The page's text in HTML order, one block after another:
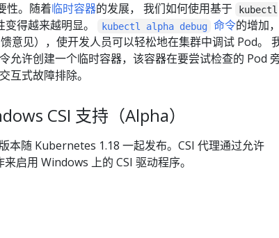
性。随着临时容器的发展， 我们如何使用基于
kubectl
得越来越明显。 kubectl alpha debug 命令的增加，
意见），使开发人员可以轻松地在集群中调试 Pod。
允许创建一个临时容器，该容器在要尝试检查的 Pod
互式故障排除。
CSI 支持（Alpha）
本随 Kubernetes 1.18 一起发布。CSI 代理通过允许
启用 Windows 上的 CSI 驱动程序。